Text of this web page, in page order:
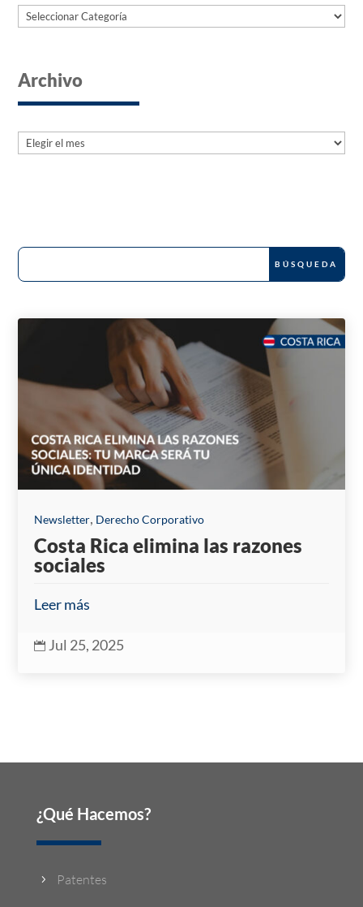
Categorías
Archivo
Archives
Newsletter, Derecho Corporativo
Costa Rica elimina las razones
sociales
Leer más
 Jul 25, 2025
¿Qué Hacemos?
5 Patentes